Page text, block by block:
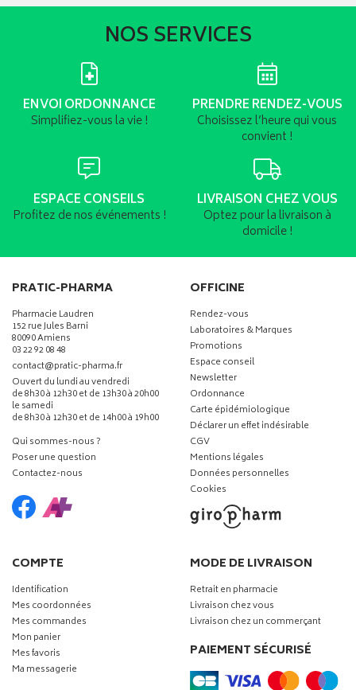
NOS SERVICES
ENVOI ORDONNANCE
Simplifiez-vous la vie !
PRENDRE RENDEZ-VOUS
Choisissez l’heure qui vous
convient !
ESPACE CONSEILS
Profitez de nos événements !
LIVRAISON CHEZ VOUS
Optez pour la livraison à
domicile !
PRATIC-PHARMA
Pharmacie Laudren
152 rue Jules Barni
80090 Amiens
03 22 92 08 48
contact-
@-
pratic-pharma.fr
Ouvert du lundi au vendredi
de 8h30 à 12h30 et de 13h30 à 20h00
le samedi
de 8h30 à 12h30 et de 14h00 à 19h00
Qui sommes-nous ?
Poser une question
Contactez-nous
OFFICINE
Rendez-vous
Laboratoires & Marques
Promotions
Espace conseil
Newsletter
Ordonnance
Carte épidémiologique
Déclarer un effet indésirable
CGV
Mentions légales
Données personnelles
Cookies
COMPTE
Identification
Mes coordonnées
Mes commandes
Mon panier
Mes favoris
Ma messagerie
MODE DE LIVRAISON
Retrait en pharmacie
Livraison chez vous
Livraison chez un commerçant
PAIEMENT SÉCURISÉ